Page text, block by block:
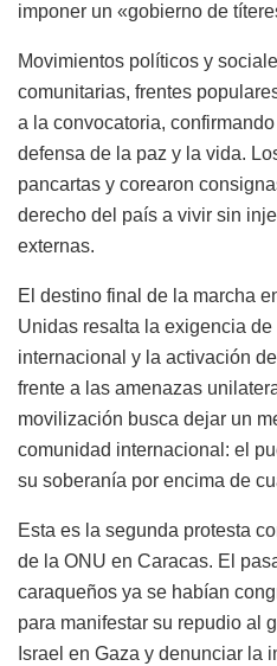
imponer un «gobierno de
Movimientos políticos y
comunitarias, frentes
a la convocatoria,
defensa de la paz y la vida.
pancartas y corearon
derecho del país a vivir sin
externas.
El destino final de la marcha
Unidas resalta la exigencia
internacional y la activación
frente a las amenazas
movilización busca dejar un
comunidad internacional: el
su soberanía por encima de
Esta es la segunda protesta
de la ONU en Caracas. El
caraqueños ya se habían
para manifestar su repudio al
Israel en Gaza y denunciar la